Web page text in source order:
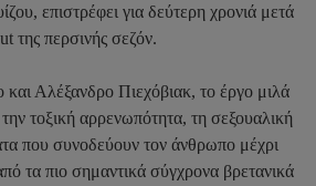
επιστρέφει για δεύτερη χρονιά μετά
της περσινής σεζόν.
Αλέξανδρο Πιεχόβιακ, το έργο μιλά
τοξική αρρενωπότητα, τη σεξουαλική
που συνοδεύουν τον άνθρωπο μέχρι
τα πιο σημαντικά σύγχρονα βρετανικά